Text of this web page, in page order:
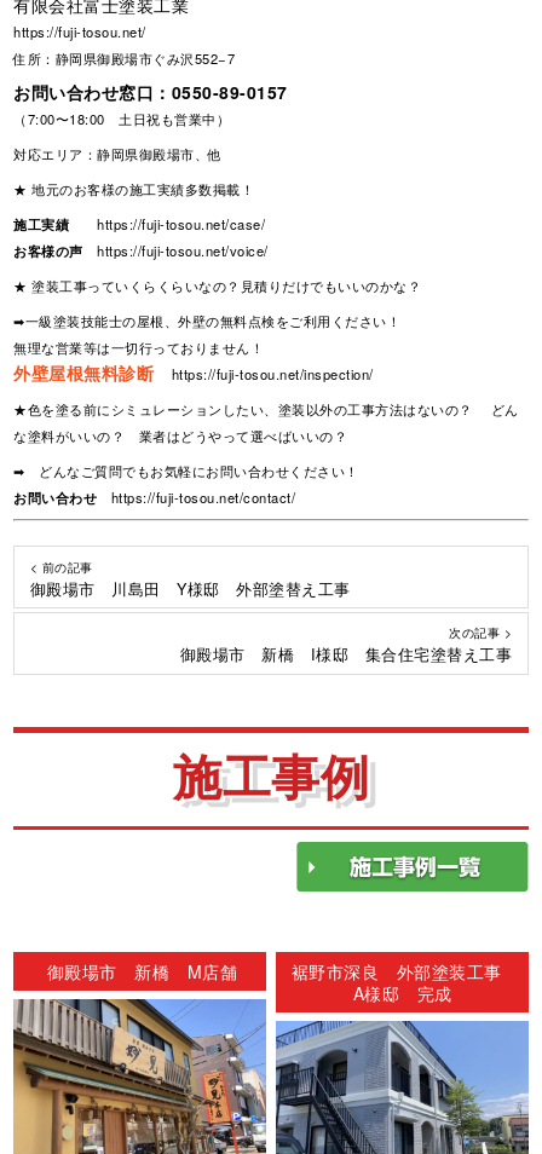
有限会社富士塗装工業
https://fuji-tosou.net/
住所：静岡県御殿場市ぐみ沢552−7
お問い合わせ窓口： 0550-89-0157
（7:00〜18:00 土日祝も営業中）
対応エリア：静岡県御殿場市、他
★ 地元のお客様の施工実績多数掲載！
施工実績
https://fuji-tosou.net/case/
お客様の声
https://fuji-tosou.net/voice/
★ 塗装工事っていくらくらいなの？見積りだけでもいいのかな？
➡一級塗装技能士の屋根、外壁の無料点検をご利用ください！
無理な営業等は一切行っておりません！
外壁屋根無料診断
https://fuji-tosou.net/inspection/
★色を塗る前にシミュレーションしたい、塗装以外の工事方法はないの？ どん
な塗料がいいの？ 業者はどうやって選べばいいの？
➡ どんなご質問でもお気軽にお問い合わせください！
お問い合わせ
https://fuji-tosou.net/contact/
< 前の記事
御殿場市 川島田 Y様邸 外部塗替え工事
次の記事 >
御殿場市 新橋 I様邸 集合住宅塗替え工事
施工事例
御殿場市 新橋 M店舗
裾野市深良 外部塗装工事
A様邸 完成